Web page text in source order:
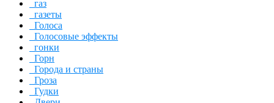
газ
газеты
Голоса
Голосовые эффекты
гонки
Горн
Города и страны
Гроза
Гудки